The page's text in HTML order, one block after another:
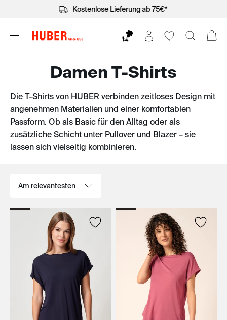
Kostenlose Lieferung ab 75€*
Damen T-Shirts
Die T-Shirts von HUBER verbinden zeitloses Design mit
angenehmen Materialien und einer komfortablen
Passform. Ob als Basic für den Alltag oder als
zusätzliche Schicht unter Pullover und Blazer – sie
lassen sich vielseitig kombinieren.